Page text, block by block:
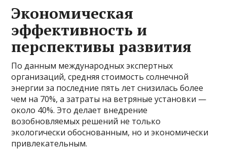
Экономическая
эффективность и
перспективы развития
По данным международных экспертных
организаций, средняя стоимость солнечной
энергии за последние пять лет снизилась более
чем на 70%, а затраты на ветряные установки —
около 40%. Это делает внедрение
возобновляемых решений не только
экологически обоснованным, но и экономически
привлекательным.